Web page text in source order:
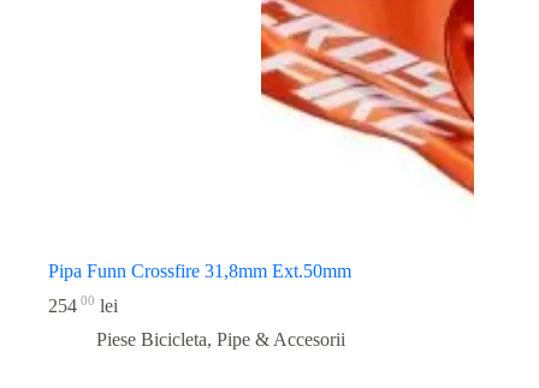
Pipa Funn Crossfire 31,8mm Ext.50mm
254 00 lei
Piese Bicicleta, Pipe & Accesorii